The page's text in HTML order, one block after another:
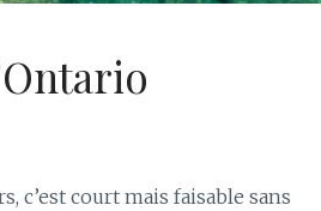
c’est court mais faisable sans